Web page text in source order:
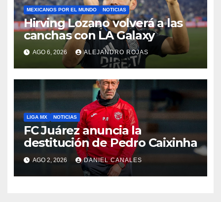
MEXICANOS POR EL MUNDO NOTICIAS
Hirving Lozano volverá a las
canchas con LA Galaxy
AGO 6, 2026 ALEJANDRO ROJAS
LIGA MX NOTICIAS
FC Juárez anuncia la
destitución de Pedro Caixinha
AGO 2, 2026 DANIEL CANALES